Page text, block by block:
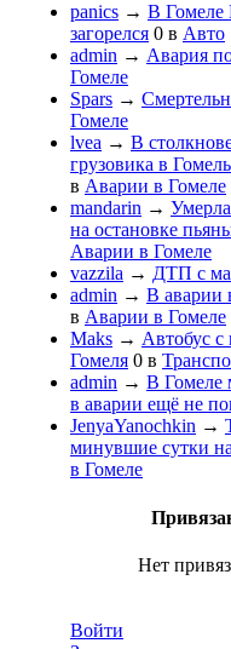
panics → В Гомеле
загорелся 0 в Авто
admin → Авария
Гомеле
Spars →
Гомеле
lvea → В
грузовика в
в Аварии в Гомеле
mandarin →
на остановке
Аварии в Гомеле
vazzila → ДТП с
admin → В аварии
в Аварии в Гомеле
Maks → Автобус с
Гомеля 0 в
admin → В Гомеле
в аварии ещё не
JenyaYanochkin →
минувшие сутки
в Гомеле
Нет
Войти